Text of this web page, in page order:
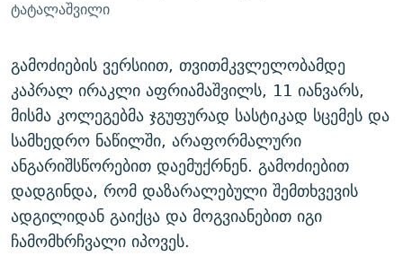
ტატალაშვილი
გამოძიების ვერსიით, თვითმკვლელობამდე
კაპრალ ირაკლი აფრიამაშვილს, 11 იანვარს,
მისმა კოლეგებმა ჯგუფურად სასტიკად სცემეს და
სამხედრო ნაწილში, არაფორმალური
ანგარიშსწორებით დაემუქრნენ. გამოძიებით
დადგინდა, რომ დაზარალებული შემთხვევის
ადგილიდან გაიქცა და მოგვიანებით იგი
ჩამომხრჩვალი იპოვეს.